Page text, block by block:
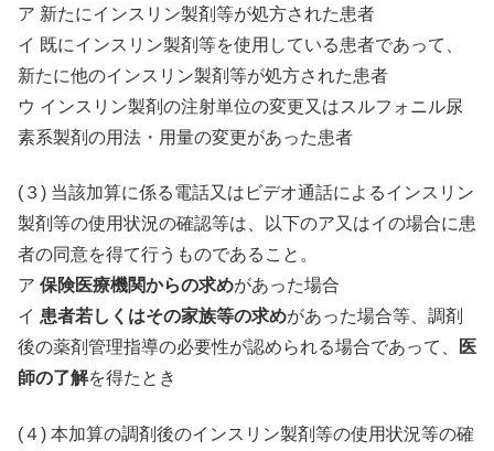
ア 新たにインスリン製剤等が処方された患者
イ 既にインスリン製剤等を使用している患者であって、
新たに他のインスリン製剤等が処方された患者
ウ インスリン製剤の注射単位の変更又はスルフォニル尿
素系製剤の用法・用量の変更があった患者
(３) 当該加算に係る電話又はビデオ通話によるインスリン
製剤等の使用状況の確認等は、以下のア又はイの場合に患
者の同意を得て行うものであること。
ア 保険医療機関からの求めがあった場合
イ 患者若しくはその家族等の求めがあった場合等、調剤
後の薬剤管理指導の必要性が認められる場合であって、
医
師の了解を得たとき
(４) 本加算の調剤後のインスリン製剤等の使用状況等の確